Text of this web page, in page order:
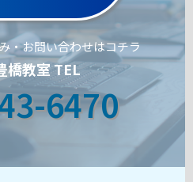
・お問い合わせはコチラ
橋教室 TEL
6470